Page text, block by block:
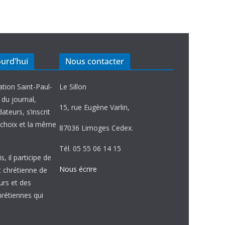
Saint-Paul-
journal,
s’inscrit
et la même
il participe de
chrétienne de
et des
qui
Nous contacter
Le Sillon
15, rue Eugène Varlin,
87036 Limoges Cedex.
Tél. 05 55 06 14 15
Nous écrire